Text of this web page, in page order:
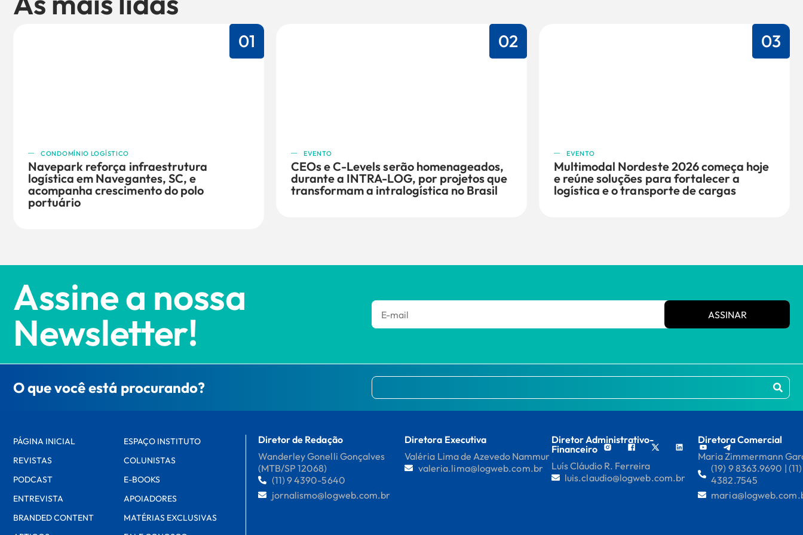
01
CONDOMÍNIO LOGÍSTICO
Navepark reforça infraestrutura
logística em Navegantes, SC, e
acompanha crescimento do polo
portuário
02
EVENTO
CEOs e C-Levels serão homenageados,
durante a INTRA-LOG, por projetos que
transformam a intralogística no Brasil
03
EVENTO
Multimodal Nordeste 2026 começa hoje
e reúne soluções para fortalecer a
logística e o transporte de cargas
Assine a nossa
Newsletter! ASSINAR
O que você está procurando?
PÁGINA INICIAL
REVISTAS
PODCAST
ENTREVISTA
BRANDED CONTENT
ESPAÇO INSTITUTO
COLUNISTAS
E-BOOKS
APOIADORES
MATÉRIAS EXCLUSIVAS
Diretor de Redação
Wanderley Gonelli Gonçalves
(MTB/SP 12068)
(11) 9 4390-5640
jornalismo@logweb.com.br
Diretora Executiva
Valéria Lima de Azevedo Nammur
valeria.lima@logweb.com.br
Diretor Administrativo-
Financeiro
Luís Cláudio R. Ferreira
luis.claudio@logweb.com.br
Diretora Comercial
Maria Zimmermann
(19) 9 8363.9690 |
4382.7545